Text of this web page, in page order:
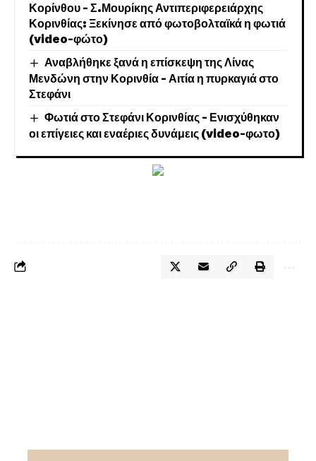
Κορίνθου – Σ.Μουρίκης Αντιπεριφερειάρχης
Κορινθίας: Ξεκίνησε από φωτοβολταϊκά η φωτιά
(video-φώτο)
Αναβλήθηκε ξανά η επίσκεψη της Λίνας
Μενδώνη στην Κορινθία – Αιτία η πυρκαγιά στο
Στεφάνι
Φωτιά στο Στεφάνι Κορινθίας – Ενισχύθηκαν
οι επίγειες και εναέριες δυνάμεις (video-φωτο)